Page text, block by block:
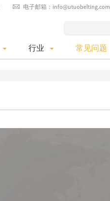
电子邮箱： info@utuobelting.com
行业 常见问题